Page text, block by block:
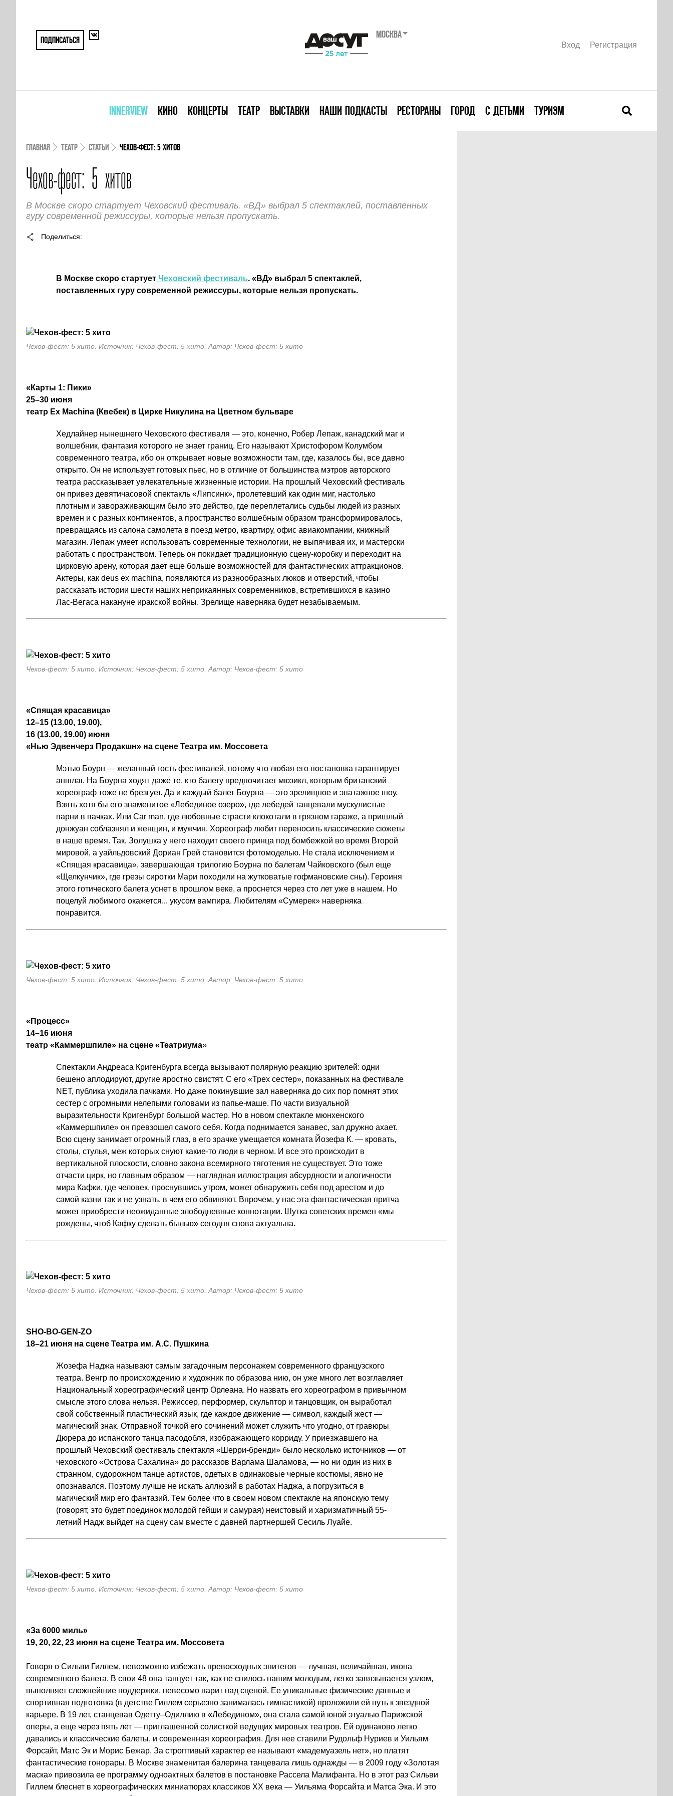
ПОДПИСАТЬСЯ
МОСКВА
Вход Регистрация
INNERVIEW КИНО КОНЦЕРТЫ ТЕАТР ВЫСТАВКИ НАШИ ПОДКАСТЫ РЕСТОРАНЫ ГОРОД С ДЕТЬМИ ТУРИЗМ
ГЛАВНАЯ ТЕАТР СТАТЬИ ЧЕХОВ-ФЕСТ: 5 ХИТОВ
Чехов-фест: 5 хитов
В Москве скоро стартует Чеховский фестиваль. «ВД» выбрал 5 спектаклей, поставленных
гуру современной режиссуры, которые нельзя пропускать.
Поделиться
В Москве скоро стартует Чеховский фестиваль. «ВД» выбрал 5 спектаклей,
поставленных гуру современной режиссуры, которые нельзя пропускать.
Чехов-фест: 5 хито. Источник: Чехов-фест: 5 хито. Автор: Чехов-фест: 5 хито
«Карты 1: Пики»
25–30 июня
театр Ex Machina (Квебек) в Цирке Никулина на Цветном бульваре
Хедлайнер нынешнего Чеховского фестиваля — это, конечно, Робер Лепаж, канадский маг и
волшебник, фантазия которого не знает границ. Его называют Христофором Колумбом
современного театра, ибо он открывает новые возможности там, где, казалось бы, все давно
открыто. Он не использует готовых пьес, но в отличие от большинства мэтров авторского
театра рассказывает увлекательные жизненные истории. На прошлый Чеховский фестиваль
он привез девятичасовой спектакль «Липсинк», пролетевший как один миг, настолько
плотным и завораживающим было это действо, где переплетались судьбы людей из разных
времен и с разных континентов, а пространство волшебным образом трансформировалось,
превращаясь из салона самолета в поезд метро, квартиру, офис авиакомпании, книжный
магазин. Лепаж умеет использовать современные технологии, не выпячивая их, и мастерски
работать с пространством. Теперь он покидает традиционную сцену-коробку и переходит на
цирковую арену, которая дает еще больше возможностей для фантастических аттракционов.
Актеры, как deus ex machinа, появляются из разнообразных люков и отверстий, чтобы
рассказать истории шести наших неприкаянных современников, встретившихся в казино
Лас-Вегаса накануне иракской войны. Зрелище наверняка будет незабываемым.
Чехов-фест: 5 хито. Источник: Чехов-фест: 5 хито. Автор: Чехов-фест: 5 хито
«Спящая красавица»
12–15 (13.00, 19.00),
16 (13.00, 19.00) июня
«Нью Эдвенчерз Продакшн» на сцене Театра им. Моссовета
Мэтью Боурн — желанный гость фестивалей, потому что любая его постановка гарантирует
аншлаг. На Боурна ходят даже те, кто балету предпочитает мюзикл, которым британский
хореограф тоже не брезгует. Да и каждый балет Боурна — это зрелищное и эпатажное шоу.
Взять хотя бы его знаменитое «Лебединое озеро», где лебедей танцевали мускулистые
парни в пачках. Или Car man, где любовные страсти клокотали в грязном гараже, а пришлый
донжуан соблазнял и женщин, и мужчин. Хореограф любит переносить классические сюжеты
в наше время. Так, Золушка у него находит своего принца под бомбежкой во время Второй
мировой, а уайльдовский Дориан Грей становится фотомоделью. Не стала исключением и
«Спящая красавица», завершающая трилогию Боурна по балетам Чайковского (был еще
«Щелкунчик», где грезы сиротки Мари походили на жутковатые гофмановские сны). Героиня
этого готического балета уснет в прошлом веке, а проснется через сто лет уже в нашем. Но
поцелуй любимого окажется... укусом вампира. Любителям «Сумерек» наверняка
понравится.
Чехов-фест: 5 хито. Источник: Чехов-фест: 5 хито. Автор: Чехов-фест: 5 хито
«Процесс»
14–16 июня
театр «Каммершпиле» на сцене «Театриума»
Спектакли Андреаса Кригенбурга всегда вызывают полярную реакцию зрителей: одни
бешено аплодируют, другие яростно свистят. С его «Трех сестер», показанных на фестивале
NET, публика уходила пачками. Но даже покинувшие зал наверняка до сих пор помнят этих
сестер с огромными нелепыми головами из папье-маше. По части визуальной
выразительности Кригенбург большой мастер. Но в новом спектакле мюнхенского
«Каммершпиле» он превзошел самого себя. Когда поднимается занавес, зал дружно ахает.
Всю сцену занимает огромный глаз, в его зрачке умещается комната Йозефа К. — кровать,
столы, стулья, меж которых снуют какие-то люди в черном. И все это происходит в
вертикальной плоскости, словно закона всемирного тяготения не существует. Это тоже
отчасти цирк, но главным образом — наглядная иллюстрация абсурдности и алогичности
мира Кафки, где человек, проснувшись утром, может обнаружить себя под арестом и до
самой казни так и не узнать, в чем его обвиняют. Впрочем, у нас эта фантастическая притча
может приобрести неожиданные злободневные коннотации. Шутка советских времен «мы
рождены, чтоб Кафку сделать былью» сегодня снова актуальна.
Чехов-фест: 5 хито. Источник: Чехов-фест: 5 хито. Автор: Чехов-фест: 5 хито
SHO-BO-GEN-ZO
18–21 июня на сцене Театра им. А.С. Пушкина
Жозефа Наджа называют самым загадочным персонажем современного французского
театра. Венгр по происхождению и художник по образова нию, он уже много лет возглавляет
Национальный хореографический центр Орлеана. Но назвать его хореографом в привычном
смысле этого слова нельзя. Режиссер, перформер, скульптор и танцовщик, он выработал
свой собственный пластический язык, где каждое движение — символ, каждый жест —
магический знак. Отправной точкой его сочинений может служить что угодно, от гравюры
Дюрера до испанского танца пасодобля, изображающего корриду. У приезжавшего на
прошлый Чеховский фестиваль спектакля «Шерри-бренди» было несколько источников — от
чеховского «Острова Сахалина» до рассказов Варлама Шаламова, — но ни один из них в
странном, судорожном танце артистов, одетых в одинаковые черные костюмы, явно не
опознавался. Поэтому лучше не искать аллюзий в работах Наджа, а погрузиться в
магический мир его фантазий. Тем более что в своем новом спектакле на японскую тему
(говорят, это будет поединок молодой гейши и самурая) неистовый и харизматичный 55-
летний Надж выйдет на сцену сам вместе с давней партнершей Сесиль Луайе.
Чехов-фест: 5 хито. Источник: Чехов-фест: 5 хито. Автор: Чехов-фест: 5 хито
«За 6000 миль»
19, 20, 22, 23 июня на сцене Театра им. Моссовета
Говоря о Сильви Гиллем, невозможно избежать превосходных эпитетов — лучшая, величайшая, икона
современного балета. В свои 48 она танцует так, как не снилось нашим молодым, легко завязывается узлом,
выполняет сложнейшие поддержки, невесомо парит над сценой. Ее уникальные физические данные и
спортивная подготовка (в детстве Гиллем серьезно занималась гимнастикой) проложили ей путь к звездной
карьере. В 19 лет, станцевав Одетту–Одиллию в «Лебедином», она стала самой юной этуалью Парижской
оперы, а еще через пять лет — приглашенной солисткой ведущих мировых театров. Ей одинаково легко
давались и классические балеты, и современная хореография. Для нее ставили Рудольф Нуриев и Уильям
Форсайт, Матс Эк и Морис Бежар. За строптивый характер ее называют «мадемуазель нет», но платят
фантастические гонорары. В Москве знаменитая балерина танцевала лишь однажды — в 2009 году «Золотая
маска» привозила ее программу одноактных балетов в постановке Рассела Малифанта. Но в этот раз Сильви
Гиллем блеснет в хореографических миниатюрах классиков XX века — Уильяма Форсайта и Матса Эка. И это